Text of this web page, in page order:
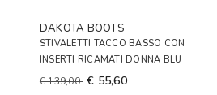
DAKOTA BOOTS
STIVALETTI TACCO BASSO CON
INSERTI RICAMATI DONNA BLU
€ 139,00 € 55,60